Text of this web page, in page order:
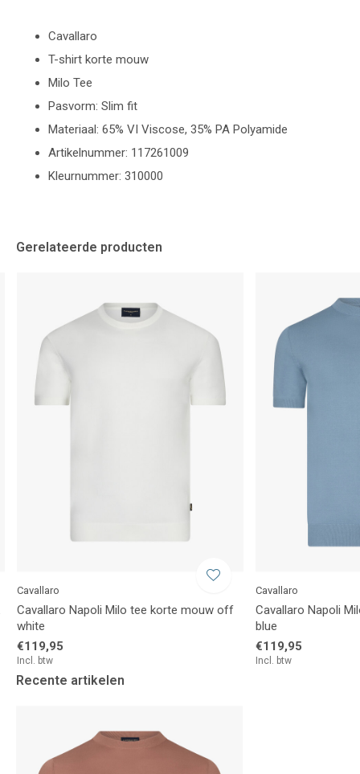
Cavallaro
T-shirt korte mouw
Milo Tee
Pasvorm: Slim fit
Materiaal: 65% VI Viscose, 35% PA Polyamide
Artikelnummer: 117261009
Kleurnummer: 310000
Gerelateerde producten
Cavallaro
Cavallaro Napoli Milo tee korte mouw off
white
€119,95
Incl. btw
Cavallaro
Cavallaro Napoli
blue
€119,95
Incl. btw
Recente artikelen